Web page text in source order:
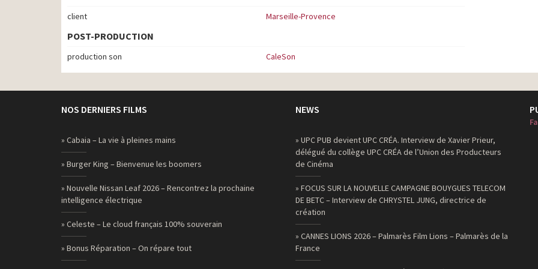
client Marseille-Provence
POST-PRODUCTION
production son CaleSon
NOS DERNIERS FILMS
» Cabaia – La vie à pleines mains
» Burger King – Bienvenue les boomers
» Nouvelle Nissan Leaf 2026 – Rencontrez la prochaine
intelligence électrique
» Celeste – Le cloud français 100% souverain
» Bonus Réparation – On répare tout
NEWS
» UPC PUB devient UPC CRÉA. Interview de Xavier Prieur,
délégué du collège UPC CRÉA de l’Union des Producteurs
de Cinéma
» FOCUS SUR LA NOUVELLE CAMPAGNE BOUYGUES TELECOM
DE BETC – Interview de CHRYSTEL JUNG, directrice de
création
» CANNES LIONS 2026 – Palmarès Film Lions – Palmarès de la
France